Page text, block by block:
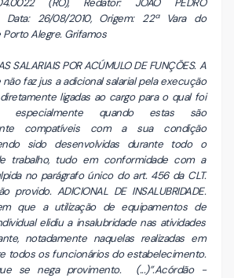
(RO), Redator: JOÃO PEDRO
Data: 26/08/2010, Origem: 22ª Vara do
Porto Alegre. Grifamos
SALARIAIS POR ACÚMULO DE FUNÇÕES. A
faz jus a adicional salarial pela execução
ligadas ao cargo para o qual foi
especialmente quando estas são
compatíveis com a sua condição
sido desenvolvidas durante todo o
trabalho, tudo em conformidade com a
no parágrafo único do art. 456 da CLT.
provido. ADICIONAL DE INSALUBRIDADE.
que a utilização de equipamentos de
elidiu a insalubridade nas atividades
notadamente naquelas realizadas em
todos os funcionários do estabelecimento.
se nega provimento. (...)”.Acórdão -